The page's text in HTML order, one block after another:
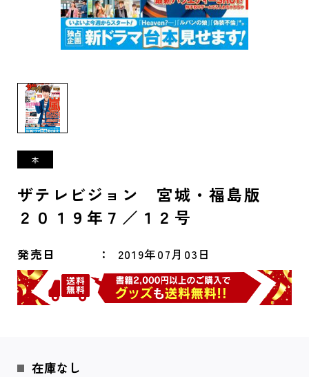
ザテレビジョン 宮城・福島版
２０１９年７／１２号
発売日 2019年07月03日
在庫なし